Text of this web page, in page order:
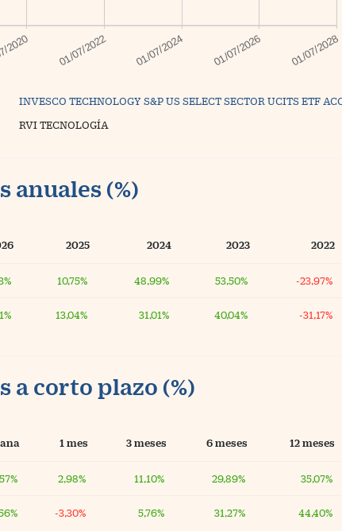
INVESCO TECHNOLOGY S&P US SELECT SECTOR UCITS ETF
RVI TECNOLOGÍA
anuales (%)
2025 2024 2023 2022
10,75% 48,99% 53,50% -23,97%
13,04% 31,01% 40,04% -31,17%
a corto plazo (%)
1 mes 3 meses 6 meses 12 meses
2,98% 11,10% 29,89% 35,07%
-3,30% 5,76% 31,27% 44,40%